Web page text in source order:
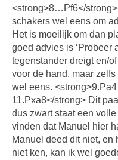
<strong>8…Pf6</
schakers wel eens om
Het is moeilijk om dan
goed advies is ‘Probeer
tegenstander dreigt en/
voor de hand, maar
wel eens.
11.Pxa8</strong> Dit
dus zwart staat een
vinden dat Manuel hier
Manuel deed dit niet,
niet ken, kan ik wel